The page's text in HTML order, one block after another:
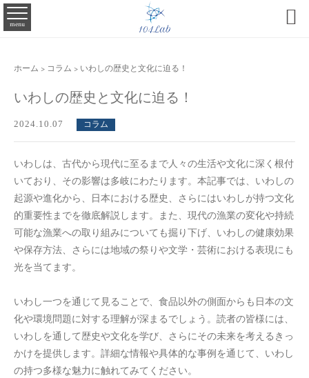
menu 
ホーム > コラム > いわしの歴史と文化に迫る！
いわしの歴史と文化に迫る！
2024.10.07 コラム
いわしは、古代から現代に至るまで人々の生活や文化に深く根付
いており、その影響は多岐にわたります。本記事では、いわしの
起源や進化から、日本における歴史、さらにはいわしが持つ文化
的重要性までを徹底解説します。また、現代の漁業の変化や持続
可能な漁業への取り組みについても掘り下げ、いわしの健康効果
や保存方法、さらには地域の祭りや文学・芸術における表現にも
光を当てます。
いわし一つを通じて見ることで、食品以外の側面からも日本の文
化や環境問題に対する理解が深まるでしょう。読者の皆様には、
いわしを通して歴史や文化を学び、さらにその未来を考えるきっ
かけを提供します。詳細な情報や具体的な事例を通じて、いわし
の持つ多様な魅力に触れてみてください。